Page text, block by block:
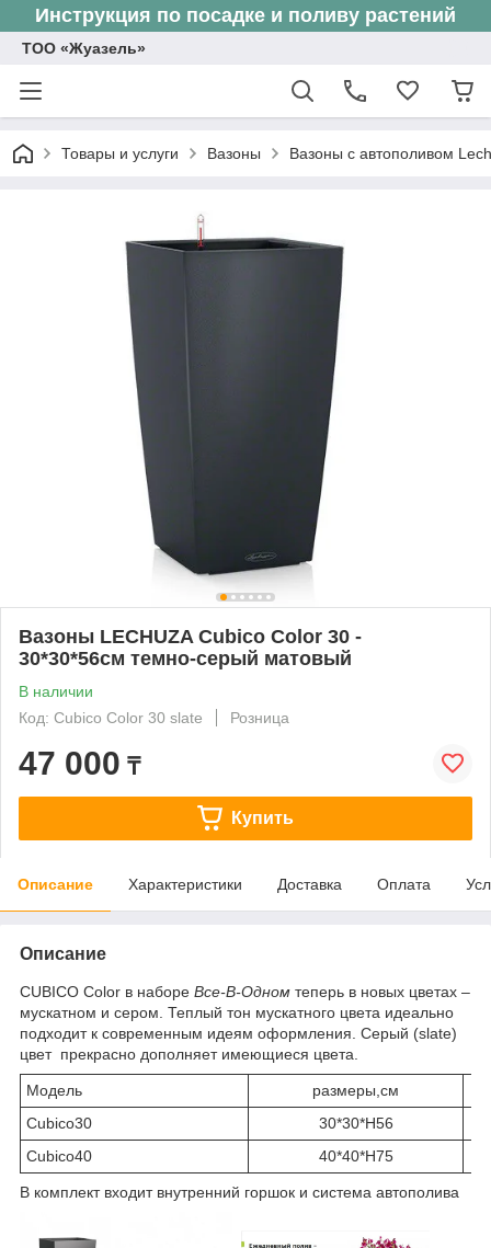
Инструкция по посадке и поливу растений
ТОО «Жуазель»
Товары и услуги Вазоны Вазоны с автополивом
Вазоны LECHUZA Cubico Color 30 -
30*30*56см темно-серый матовый
В наличии
Код: Cubico Color 30 slate
Розница
47 000 ₸
Купить
Описание Характеристики Доставка Оплата
Описание
CUBICO Color в наборе Все-В-Одном теперь в новых цветах –
мускатном и сером. Теплый тон мускатного цвета идеально
подходит к современным идеям оформления. Cерый (slate)
цвет прекрасно дополняет имеющиеся цвета.
Модель
размеры,см
Сubico30
30*30*H56
Сubico40
40*40*H75
В комплект входит внутренний горшок и система автополива